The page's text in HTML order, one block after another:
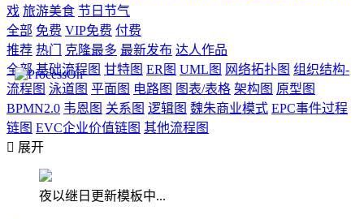
戏 旅游美食 节日节气
全部 免费 VIP免费 付费
推荐 热门 克隆最多 最新发布 达人作品
全部 基础流程图 甘特图 ER图 UML图 网络拓扑图 组织结构-
流程图 泳道图 平面图 电路图 图表/表格 架构图 原型图
BPMN2.0 韦恩图 关系图 逻辑图 魏朱商业模式 EPC事件过程
链图 EVC企业价值链图 其他流程图
 展开
夜以继日更新模板中...